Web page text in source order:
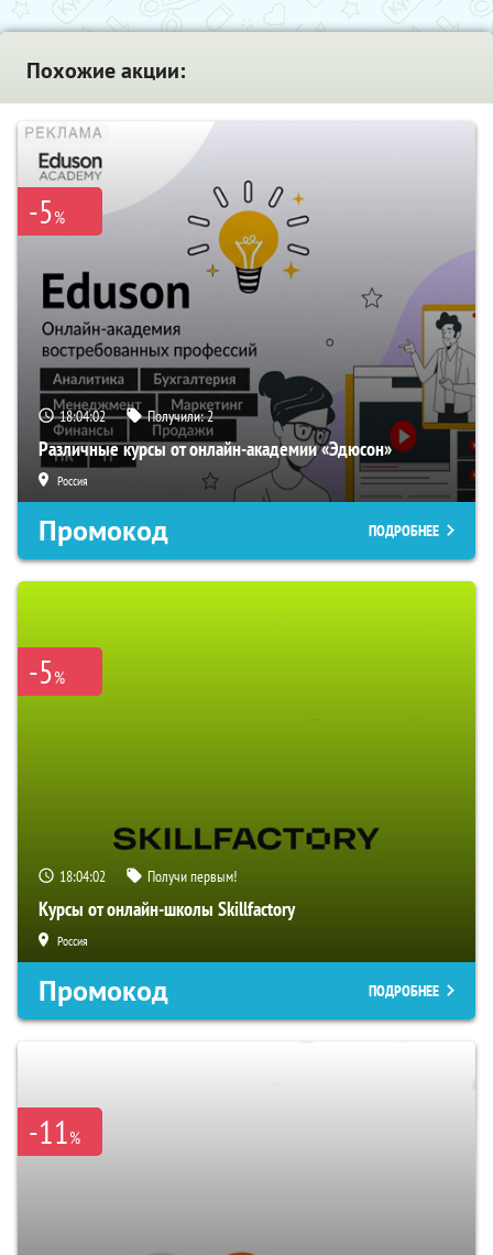
Похожие акции:
-5%
18:04:01 Получили:2
Различные курсы от онлайн-академии «Эдюсон»
Россия
Промокод ПОДРОБНЕЕ
-5%
18:04:01 Получи первым!
Курсы от онлайн-школы Skillfactory
Россия
Промокод ПОДРОБНЕЕ
-11%